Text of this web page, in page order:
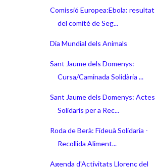
Comissió Europea:Ebola: resultat
del comitè de Seg...
Dia Mundial dels Animals
Sant Jaume dels Domenys:
Cursa/Caminada Solidària ...
Sant Jaume dels Domenys: Actes
Solidaris per a Rec...
Roda de Berà: Fideuà Solidaria -
Recollida Aliment...
Agenda d'Activitats Llorenç del